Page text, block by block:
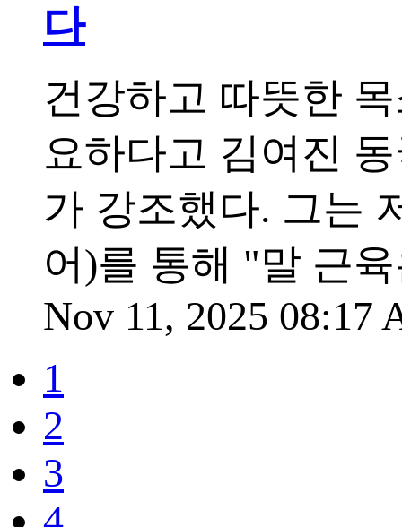
다
건강하고 따뜻한
요하다고 김여진
가 강조했다. 그는
어)를 통해 "말 근
Nov 11, 2025 08:17
1
2
3